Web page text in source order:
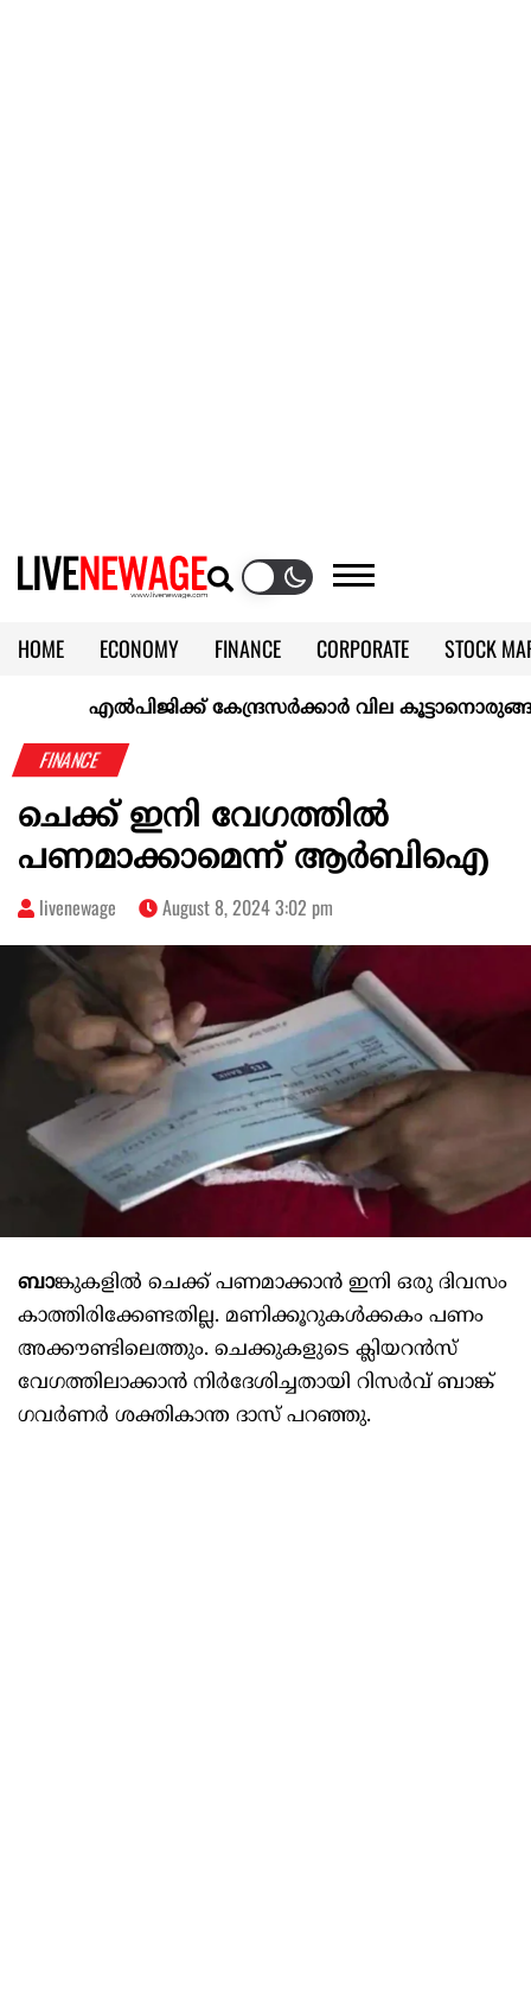
HOME ECONOMY FINANCE CORPORATE
STOCK
CALENDAR
KERALA @70
എല്‍പിജിക്ക് കേന്ദ്രസർക്കാർ വില
FINANCE
ചെക്ക് ഇനി വേഗത്തില്‍
പണമാക്കാമെന്ന് ആർബിഐ
livenewage August 8, 2024 3:02 pm
ബാങ്കുകളിൽ ചെക്ക് പണമാക്കാൻ ഇനി ഒരു ദിവസം
കാത്തിരിക്കേണ്ടതില്ല. മണിക്കൂറുകൾക്കകം പണം
അക്കൗണ്ടിലെത്തും. ചെക്കുകളുടെ ക്ലിയറൻസ്
വേഗത്തിലാക്കാൻ നിർദേശിച്ചതായി റിസർവ് ബാങ്ക്
ഗവർണർ ശക്തികാന്ത ദാസ് പറഞ്ഞു.